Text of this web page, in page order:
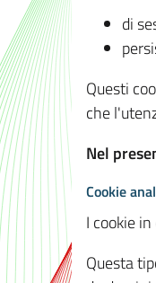
di
Questi
che
Nel
Cookie
I cookie
Questa